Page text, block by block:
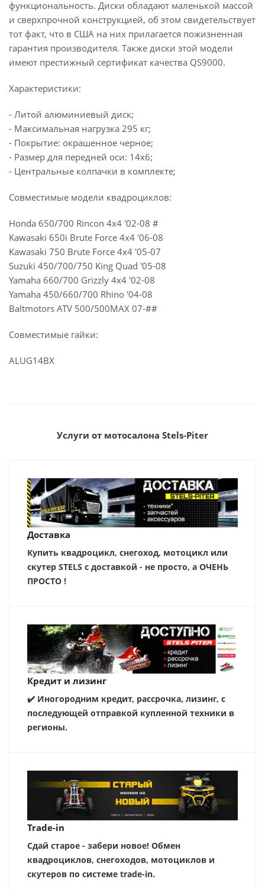
функциональность. Диски обладают маленькой массой
и сверхпрочной конструкцией, об этом свидетельствует
тот факт, что в США на них прилагается пожизненная
гарантия производителя. Также диски этой модели
имеют престижный сертификат качества QS9000.
Характеристики:
- Литой алюминиевый диск;
- Максимальная нагрузка 295 кг;
- Покрытие: окрашенное черное;
- Размер для передней оси: 14х6;
- Центральные колпачки в комплекте;
Совместимые модели квадроциклов:
Honda 650/700 Rincon 4x4 '02-08 #
Kawasaki 650i Brute Force 4x4 '06-08
Kawasaki 750 Brute Force 4x4 '05-07
Suzuki 450/700/750 King Quad '05-08
Yamaha 660/700 Grizzly 4x4 '02-08
Yamaha 450/660/700 Rhino '04-08
Baltmotors ATV 500/500MAX 07-##
Совместимые гайки:
ALUG14BX
Услуги от мотосалона Stels-Piter
Доставка
Купить квадроцикл, снегоход, мотоцикл или
скутер STELS с доставкой - не просто, а ОЧЕНЬ
ПРОСТО !
Кредит и лизинг
✔️ Иногородним кредит, рассрочка, лизинг, с
последующей отправкой купленной техники в
регионы.
Trade-in
Сдай старое - забери новое! Обмен
квадроциклов, снегоходов, мотоциклов и
скутеров по системе trade-in.